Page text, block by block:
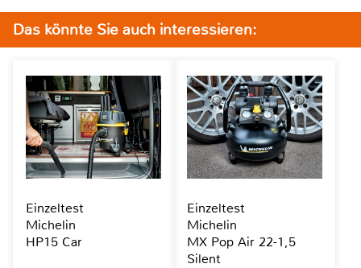
Das könnte Sie auch interessieren:
Einzeltest
Michelin
HP15 Car
Einzeltest
Michelin
MX Pop Air 22-1,5
Silent